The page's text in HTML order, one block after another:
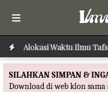
Alokasi Waktu Ilmu
SILAHKAN SIMPAN &
Download di web klon